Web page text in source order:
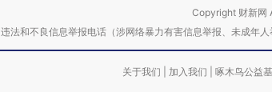
Copyright 财新网
违法和不良信息举报电话（涉网络暴力有害信息举报、未成
关于我们 加入我们 啄木鸟公益